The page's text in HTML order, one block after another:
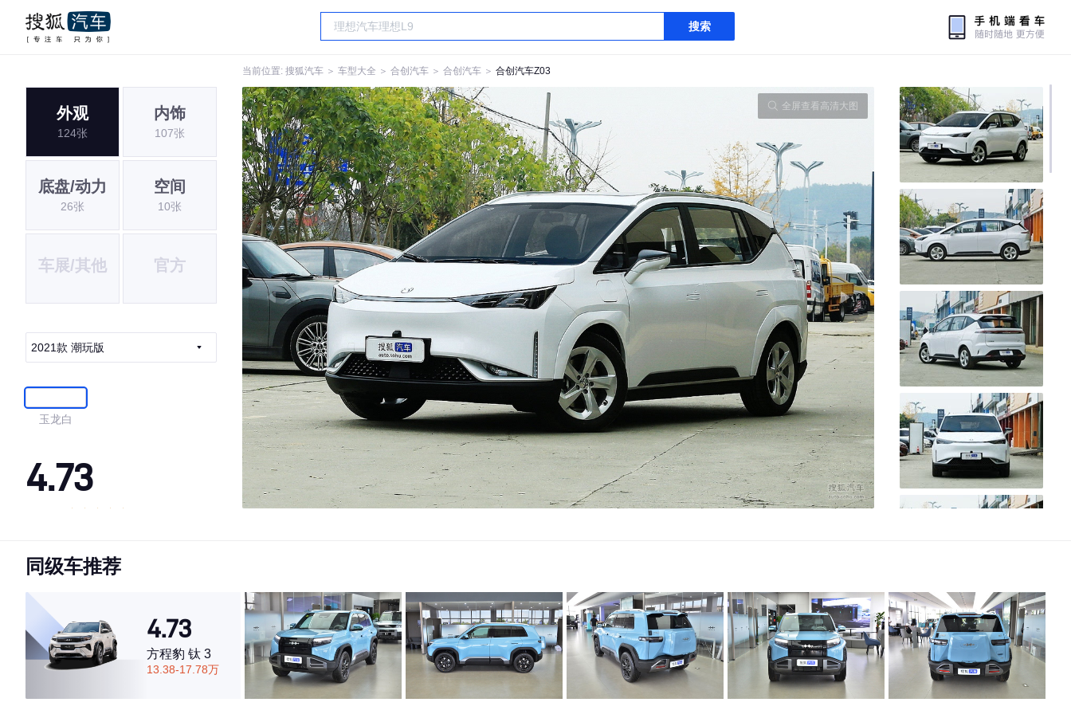
搜索
当前位置: 搜狐汽车 ＞ 车型大全 ＞ 合创汽车 ＞ 合创汽车 ＞ 合创汽车Z03
外观
124张
内饰
107张
底盘/动力
26张
空间
10张
车展/其他 官方
2021款 潮玩版
玉龙白
4.73
·内饰表现一般，低于64%同级车
·空间表现较为优秀，优于60%同级车
全屏查看高清大图
同级车推荐
4.73
方程豹 钛 3
13.38-17.78万